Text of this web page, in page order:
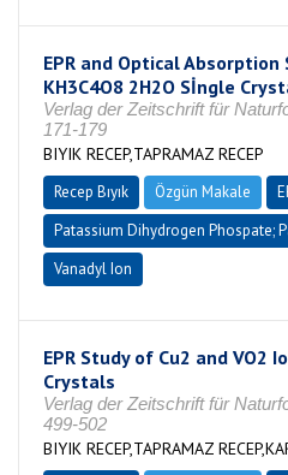
EPR and Optical
KH3C4O8 2H2O Sİngle
Verlag der Zeitschrift für
171-179
BIYIK RECEP,TAPRAMAZ RECEP
Recep Bıyık Özgün Makale
Patassium Dihydrogen Phospate;
Vanadyl Ion
EPR Study of Cu2 and VO2
Crystals
Verlag der Zeitschrift für
499-502
BIYIK RECEP,TAPRAMAZ